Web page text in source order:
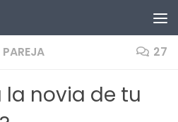
PAREJA 27
la novia de tu